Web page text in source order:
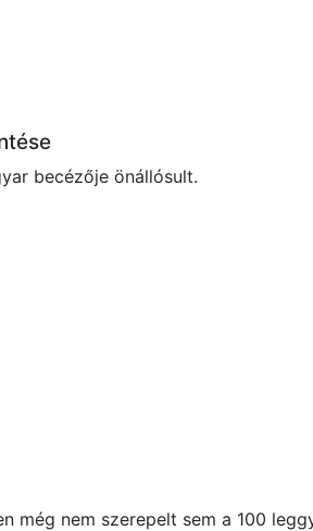
becézője önállósult.
még nem szerepelt sem a 100